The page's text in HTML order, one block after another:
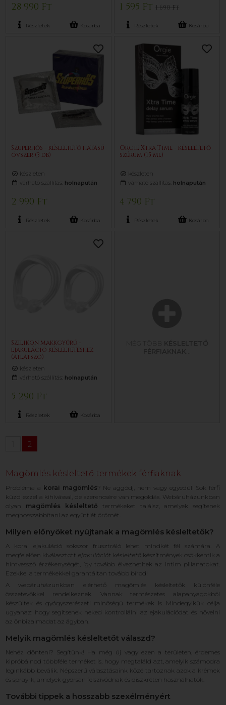
28 990 Ft
Részletek Kosárba
1 595 Ft1 690 Ft
Részletek Kosárba
Szuperhős - késleltető hatású
óvszer (3 db)
készleten
várható szállítás: holnapután
2 990 Ft
Részletek Kosárba
Orgie Xtra Time - késleltető
szérum (15 ml)
készleten
várható szállítás: holnapután
4 790 Ft
Részletek Kosárba
Szilikon makkgyűrű -
ejakuláció késleltetéshez
(átlátszó)
készleten
várható szállítás: holnapután
5 290 Ft
Részletek Kosárba
2
Magömlés késleltető termékek férfiaknak
Probléma a korai magömlés ? Ne aggódj, nem vagy egyedül! Sok férfi
küzd ezzel a kihívással, de szerencsére van megoldás. Webáruházunkban
olyan magömlés késleltető termékeket találsz, amelyek segítenek
meghosszabbítani az együttlét örömét.
Milyen előnyöket nyújtanak a magömlés késleltetők?
A korai ejakuláció sokszor frusztráló lehet mindkét fél számára. A
megfelelően kiválasztott ejakulációt késleltető készítmények csökkentik a
hímvessző érzékenységét, így tovább élvezhetitek az intim pillanatokat.
Ezekkel a termékekkel garantáltan tovább bírod!
A webáruházunkban elérhető magömlés késleltetők különféle
összetevőkkel rendelkeznek. Vannak természetes alapanyagokból
készültek és gyógyszerészeti minőségű termékek is. Mindegyikük célja
ugyanaz: hogy segítsenek neked kontrollálni az ejakulációdat és növelni
az önbizalmadat az ágyban.
Melyik magömlés késleltetőt válaszd?
Nehéz dönteni? Segítünk! Ha még új vagy ezen a területen, érdemes
kipróbálnod többféle terméket is, hogy megtaláld azt, amelyik számodra
leginkább beválik. Népszerű választásaink közé tartoznak azok a krémek
és spray-k, amelyek gyorsan felszívódnak és diszkréten használhatók.
További tippek a hosszabb szexélményért